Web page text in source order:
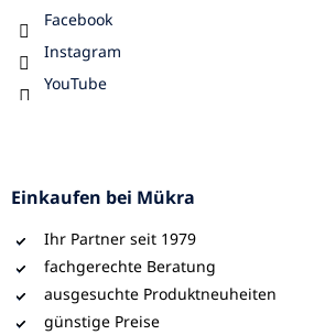
Facebook
Instagram
YouTube
Einkaufen bei Mükra
Ihr Partner seit 1979
fachgerechte Beratung
ausgesuchte Produktneuheiten
günstige Preise